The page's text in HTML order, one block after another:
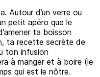
Autour d’un verre ou
petit apéro que le
ta boisson
ta recette secrète de
ton infusion
à manger et à boire (le
qui est le nôtre.